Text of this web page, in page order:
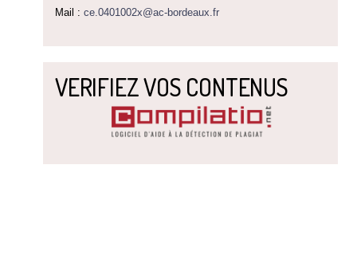
Mail : ce.0401002x@ac-bordeaux.fr
VERIFIEZ VOS CONTENUS